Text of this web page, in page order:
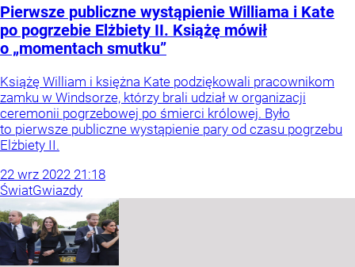
Pierwsze publiczne wystąpienie Williama i Kate
po pogrzebie Elżbiety II. Książę mówił
o „momentach smutku”
Książę William i księżna Kate podziękowali pracownikom
zamku w Windsorze, którzy brali udział w organizacji
ceremonii pogrzebowej po śmierci królowej. Było
to pierwsze publiczne wystąpienie pary od czasu pogrzebu
Elżbiety II.
22 wrz 2022 21:18
ŚwiatGwiazdy